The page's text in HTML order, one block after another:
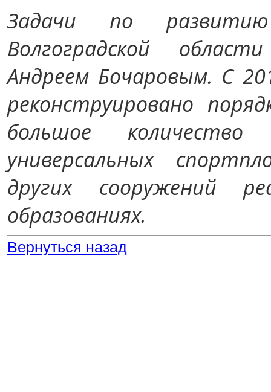
Задачи по
Волгоградской
Андреем Бочаровым. С
реконструировано
большое
универсальных
других сооружений
образованиях.
Вернуться назад